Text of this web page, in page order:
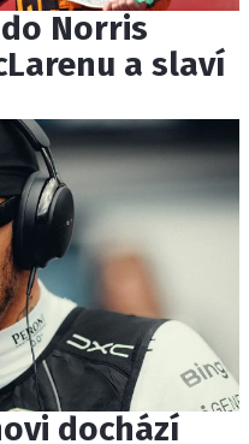
Norris
a slaví
dochází